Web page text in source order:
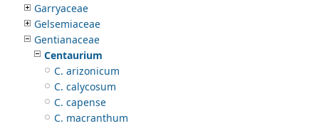
Garryaceae
Gelsemiaceae
Gentianaceae
Centaurium
C. arizonicum
C. calycosum
C. capense
C. macranthum